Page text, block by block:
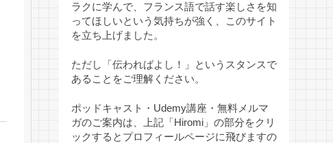
ラクに学んで、フランス語で話す楽しさを知
ってほしいという気持ちが強く、このサイト
を立ち上げました。
ただし「伝わればよし！」というスタンスで
あることをご理解ください。
ポッドキャスト・Udemy講座・無料メルマ
ガのご案内は、上記「Hiromi」の部分をクリ
ックするとプロフィールページに飛びますの